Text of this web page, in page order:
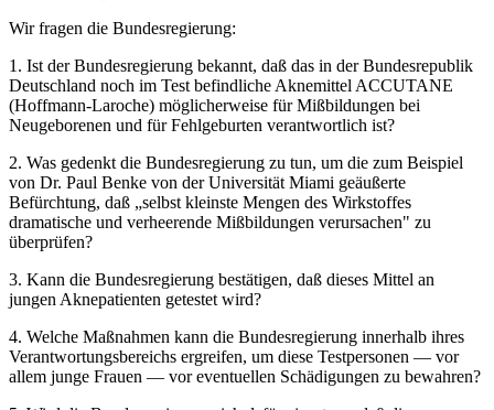
Wir fragen die Bundesregierung:
1. Ist der Bundesregierung bekannt, daß das in der Bundesrepublik
Deutschland noch im Test befindliche Aknemittel ACCUTANE
(Hoffmann-Laroche) möglicherweise für Mißbildungen bei
Neugeborenen und für Fehlgeburten verantwortlich ist?
2. Was gedenkt die Bundesregierung zu tun, um die zum Beispiel
von Dr. Paul Benke von der Universität Miami geäußerte
Befürchtung, daß „selbst kleinste Mengen des Wirkstoffes
dramatische und verheerende Mißbildungen verursachen" zu
überprüfen?
3. Kann die Bundesregierung bestätigen, daß dieses Mittel an
jungen Aknepatienten getestet wird?
4. Welche Maßnahmen kann die Bundesregierung innerhalb ihres
Verantwortungsbereichs ergreifen, um diese Testpersonen — vor
allem junge Frauen — vor eventuellen Schädigungen zu bewahren?